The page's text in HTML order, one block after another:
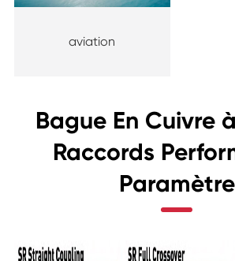
aviation
Bague En Cuivre
Raccords
Paramètre